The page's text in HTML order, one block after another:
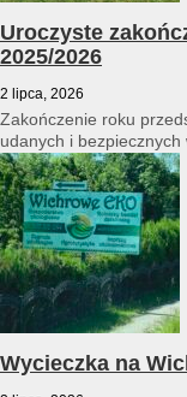
Uroczyste
2025/2026
2 lipca, 2026
Zakończenie roku
udanych i bezpiecznych
Wycieczka na